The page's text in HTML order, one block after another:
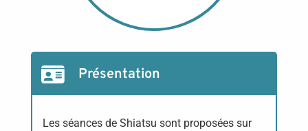
Présentation
Les séances de Shiatsu sont proposées sur